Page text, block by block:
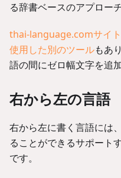
る辞書ベースのアプロー
thai-language.comサイ
使用した別のツールもあ
語の間にゼロ幅文字を追
右から左の言語
右から左に書く言語には、
ることができるサポート
です。